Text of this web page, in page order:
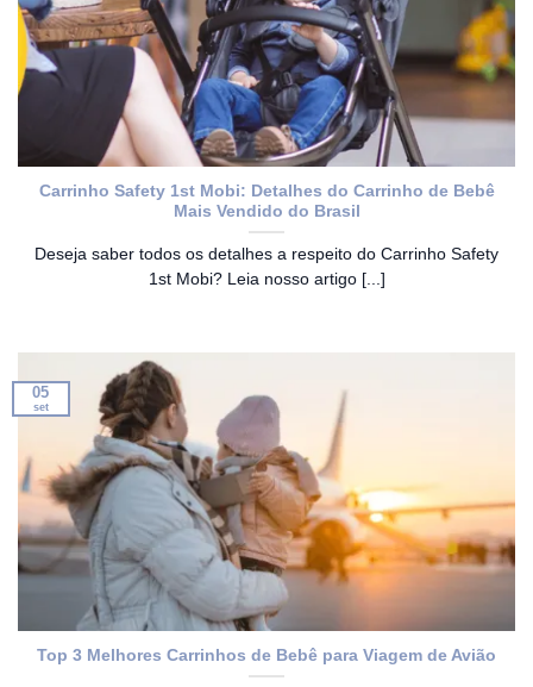
Carrinho Safety 1st Mobi: Detalhes do Carrinho de Bebê
Mais Vendido do Brasil
Deseja saber todos os detalhes a respeito do Carrinho Safety
1st Mobi? Leia nosso artigo [...]
Top 3 Melhores Carrinhos de Bebê para Viagem de Avião
05
set